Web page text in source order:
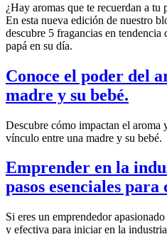
¿Hay aromas que te recuerdan a tu
En esta nueva edición de nuestro
descubre 5 fragancias en tendencia
papá en su día.
Conoce el poder del
madre y su bebé.
Descubre cómo impactan el aroma
vínculo entre una madre y su bebé.
Emprender en la
pasos esenciales para
Si eres un emprendedor
y efectiva para iniciar en la